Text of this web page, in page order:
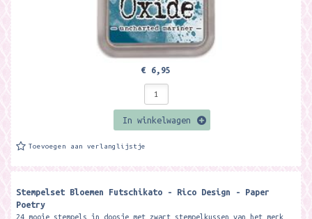
€ 6,95
In winkelwagen
Toevoegen aan verlanglijstje
Stempelset Bloemen Futschikato - Rico Design - Paper
Poetry
24 mooie stempels in doosje met zwart stempelkussen van het merk